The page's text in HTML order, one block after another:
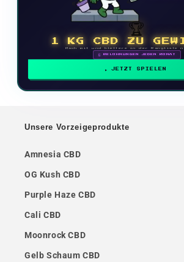
🏆
1 KG CBD ZU
Mach mit und klettere in der Rangliste
🗓 BELOHNUNGEN JEDEN MONAT
JETZT SPIELEN
Unsere Vorzeigeprodukte
Amnesia CBD
OG Kush CBD
Purple Haze CBD
Cali CBD
Moonrock CBD
Gelb Schaum CBD